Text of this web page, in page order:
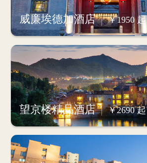
威廉埃德加酒店 ￥1950 起
望京楼精品酒店 ￥2690 起